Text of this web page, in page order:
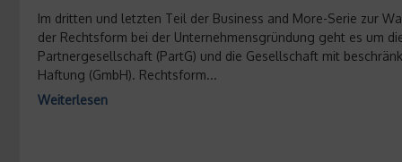
Im dritten und letzten Teil der Business and More-Serie zur
der Rechtsform bei der Unternehmensgründung geht es um
Partnergesellschaft (PartG) und die Gesellschaft mit
Haftung (GmbH). Rechtsform...
Weiterlesen